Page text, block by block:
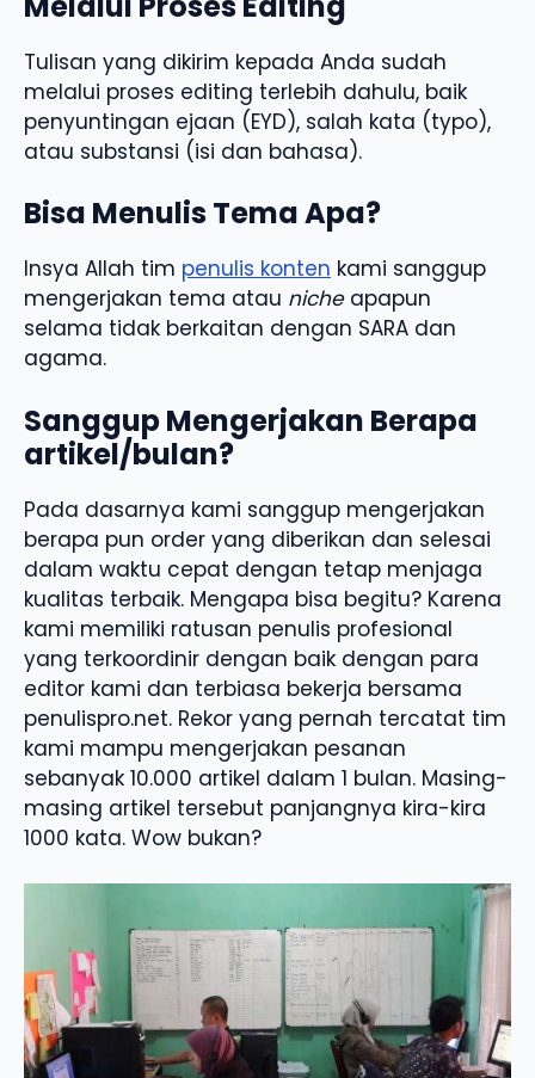
Tulisan yang dikirim kepada Anda sudah
melalui proses editing terlebih dahulu, baik
penyuntingan ejaan (EYD), salah kata (typo),
atau substansi (isi dan bahasa).
Bisa Menulis Tema Apa?
Insya Allah tim penulis konten kami sanggup
mengerjakan tema atau nicheapapun
selama tidak berkaitan dengan SARA dan
agama.
Sanggup Mengerjakan Berapa
artikel/bulan?
Pada dasarnya kami sanggup mengerjakan
berapa pun order yang diberikan dan selesai
dalam waktu cepat dengan tetap menjaga
kualitas terbaik. Mengapa bisa begitu? Karena
kami memiliki ratusan penulis profesional
yang terkoordinir dengan baik dengan para
editor kami dan terbiasa bekerja bersama
penulispro.net. Rekor yang pernah tercatat tim
kami mampu mengerjakan pesanan
sebanyak 10.000 artikel dalam 1 bulan. Masing-
masing artikel tersebut panjangnya kira-kira
1000 kata. Wow bukan?